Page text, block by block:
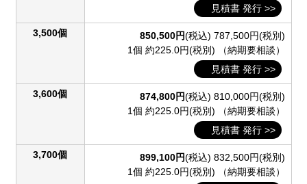
見積書 発行 >>
3,500個 850,500円(税込) 787,500円(税別)
1個 約225.0円(税別) （納期要相談）
見積書 発行 >>
3,600個 874,800円(税込) 810,000円(税別)
1個 約225.0円(税別) （納期要相談）
見積書 発行 >>
3,700個 899,100円(税込) 832,500円(税別)
1個 約225.0円(税別) （納期要相談）